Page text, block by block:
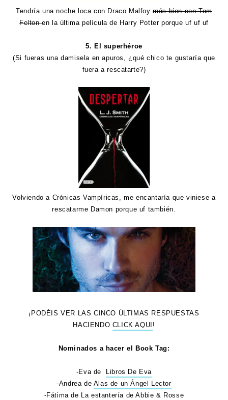
Tendría una noche loca con Draco Malfoymás bien con Tom
Feltonen la última película de Harry Potter porque uf uf uf
5. El superhéroe
(Si fueras una damisela en apuros, ¿qué chico te gustaría que
fuera a rescatarte?)
Volviendo a Crónicas Vampíricas, me encantaría que viniese a
rescatarme Damon porque uf también.
¡PODÉIS VER LAS CINCO ÚLTIMAS RESPUESTAS
HACIENDO CLICK AQUI !
Nominados a hacer el Book Tag:
-Eva de
Libros De Eva
-Andrea de Alas de un Ángel Lector
-Fátima de La estantería de Abbie & Rosse